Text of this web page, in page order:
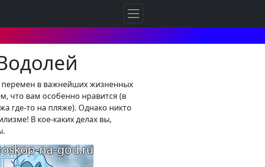
перемен в важнейших жизненных
что вам особенно нравится (в
где-то на пляже). Однако никто
В кое-каких делах вы,